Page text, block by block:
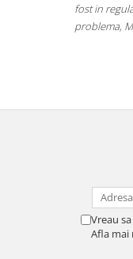
fost in
problema,
Vreau
Afla mai